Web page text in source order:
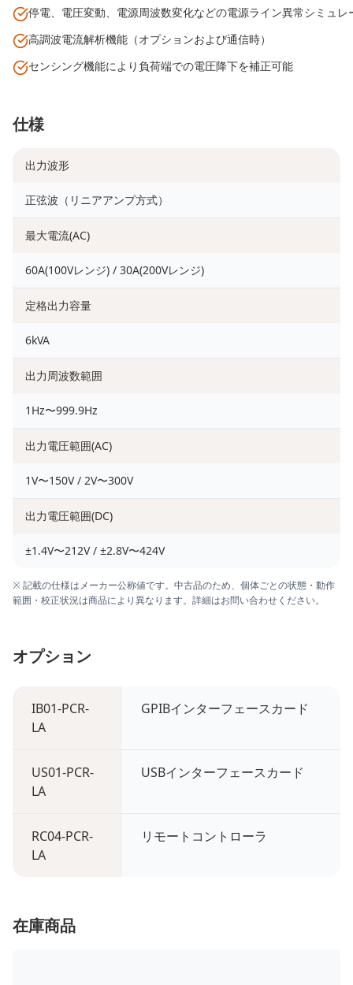
停電、電圧変動、電源周波数変化などの電源ライン異常シミュレ
高調波電流解析機能（オプションおよび通信時）
センシング機能により負荷端での電圧降下を補正可能
仕様
出力波形
正弦波（リニアアンプ方式）
最大電流(AC)
60A(100Vレンジ) / 30A(200Vレンジ)
定格出力容量
6kVA
出力周波数範囲
1Hz〜999.9Hz
出力電圧範囲(AC)
1V〜150V / 2V〜300V
出力電圧範囲(DC)
±1.4V〜212V / ±2.8V〜424V
※ 記載の仕様はメーカー公称値です。中古品のため、個体ごとの状態・動作
範囲・校正状況は商品により異なります。詳細はお問い合わせください。
オプション
IB01-PCR-
LA
GPIBインターフェースカード
US01-PCR-
LA
USBインターフェースカード
RC04-PCR-
LA
リモートコントローラ
在庫商品